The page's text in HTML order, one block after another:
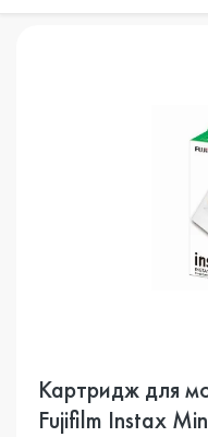
Картридж для
Fujifilm Instax